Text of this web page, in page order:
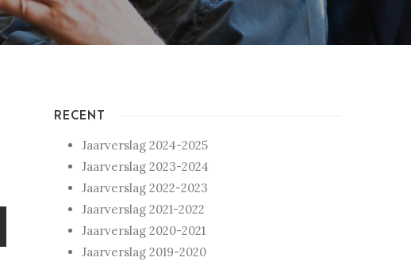
RECENT
Jaarverslag 2024-2025
Jaarverslag 2023-2024
Jaarverslag 2022-2023
Jaarverslag 2021-2022
Jaarverslag 2020-2021
Jaarverslag 2019-2020